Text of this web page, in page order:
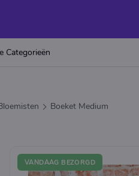
Categorieën
Boeket Medium
VANDAAG BEZORGD